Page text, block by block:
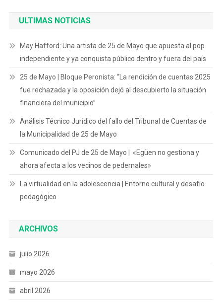
ULTIMAS NOTICIAS
May Hafford: Una artista de 25 de Mayo que apuesta al pop
independiente y ya conquista público dentro y fuera del país
25 de Mayo | Bloque Peronista: “La rendición de cuentas 2025
fue rechazada y la oposición dejó al descubierto la situación
financiera del municipio”
Análisis Técnico Jurídico del fallo del Tribunal de Cuentas de
la Municipalidad de 25 de Mayo
Comunicado del PJ de 25 de Mayo | «Egüen no gestiona y
ahora afecta a los vecinos de pedernales»
La virtualidad en la adolescencia | Entorno cultural y desafío
pedagógico
ARCHIVOS
julio 2026
mayo 2026
abril 2026